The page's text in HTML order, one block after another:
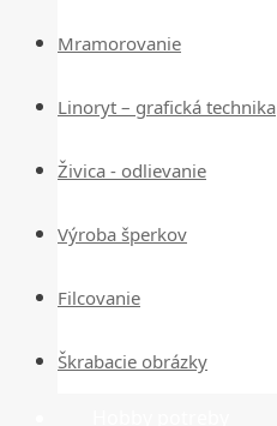
Mramorovanie
Linoryt – grafická technika
Živica - odlievanie
Výroba šperkov
Filcovanie
Škrabacie obrázky